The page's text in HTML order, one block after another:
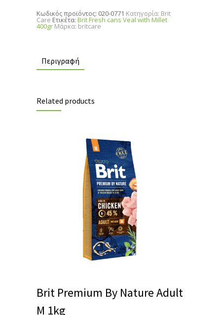
400gr
quantity
Κωδικός προϊόντος: 020-0771 Κατηγορία: Brit
Care Ετικέτα: Brit Fresh cans Veal with Millet
400gr Μάρκα: britcare
Περιγραφή
Related products
Brit Premium By Nature Adult
Μ 1kg